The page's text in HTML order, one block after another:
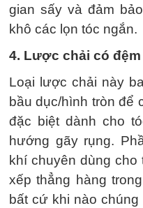
gian sấy và đảm
khô các lọn tóc ngắn.
4. Lược chải có đệm
Loại lược chải này
bầu dục/hình tròn để
đặc biệt dành cho
hướng gãy rụng.
khí chuyên dùng
xếp thẳng hàng
bất cứ khi nào